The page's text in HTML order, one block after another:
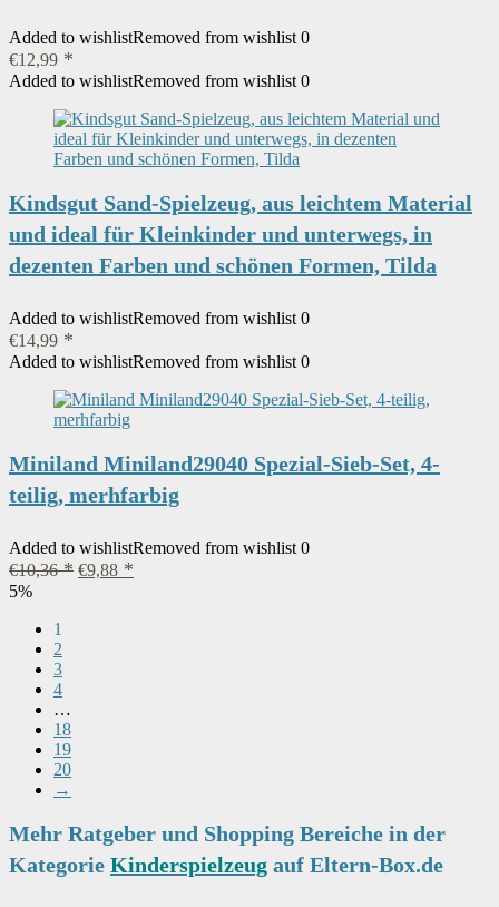
Added to wishlistRemoved from wishlist 0
€12,99
Added to wishlistRemoved from wishlist 0
Kindsgut Sand-Spielzeug, aus leichtem Material
und ideal für Kleinkinder und unterwegs, in
dezenten Farben und schönen Formen, Tilda
Added to wishlistRemoved from wishlist 0
€14,99
Added to wishlistRemoved from wishlist 0
Miniland Miniland29040 Spezial-Sieb-Set, 4-
teilig, merhfarbig
Added to wishlistRemoved from wishlist 0
€10,36
Ursprünglicher
€9,88
5%
1
2
3
4
…
18
19
20
→
Mehr Ratgeber und Shopping Bereiche in der
Kategorie Kinderspielzeug auf Eltern-Box.de